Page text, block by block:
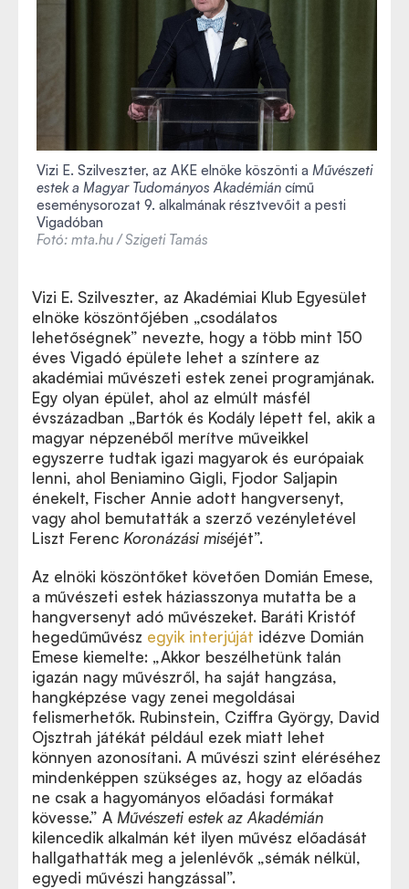
Vizi E. Szilveszter, az AKE elnöke köszönti a Művészeti
estek a Magyar Tudományos Akadémián című
eseménysorozat 9. alkalmának résztvevőit a pesti
Vigadóban
Fotó: mta.hu / Szigeti Tamás
Vizi E. Szilveszter, az Akadémiai Klub Egyesület
elnöke köszöntőjében „csodálatos
lehetőségnek” nevezte, hogy a több mint 150
éves Vigadó épülete lehet a színtere az
akadémiai művészeti estek zenei programjának.
Egy olyan épület, ahol az elmúlt másfél
évszázadban „Bartók és Kodály lépett fel, akik a
magyar népzenéből merítve műveikkel
egyszerre tudtak igazi magyarok és európaiak
lenni, ahol Beniamino Gigli, Fjodor Saljapin
énekelt, Fischer Annie adott hangversenyt,
vagy ahol bemutatták a szerző vezényletével
Liszt Ferenc Koronázási miséjét”.
Az elnöki köszöntőket követően Domián Emese,
a művészeti estek háziasszonya mutatta be a
hangversenyt adó művészeket. Baráti Kristóf
hegedűművész egyik interjúját idézve Domián
Emese kiemelte: „Akkor beszélhetünk talán
igazán nagy művészről, ha saját hangzása,
hangképzése vagy zenei megoldásai
felismerhetők. Rubinstein, Cziffra György, David
Ojsztrah játékát például ezek miatt lehet
könnyen azonosítani. A művészi szint eléréséhez
mindenképpen szükséges az, hogy az előadás
ne csak a hagyományos előadási formákat
kövesse.” A Művészeti estek az Akadémián
kilencedik alkalmán két ilyen művész előadását
hallgathatták meg a jelenlévők „sémák nélkül,
egyedi művészi hangzással”.